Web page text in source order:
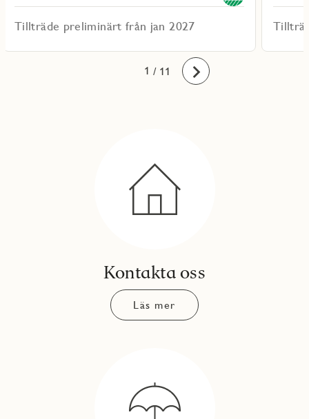
Tillträde preliminärt från jan 2027
1
2
3
4
5
6
7
8
9
10
11 / 11 Framåt
Kontakta oss
Läs mer